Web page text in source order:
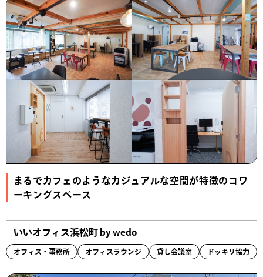
まるでカフェのようなカジュアルな空間が特徴のコワ
ーキングスペース
いいオフィス浜松町 by wedo
オフィス・事務所 オフィスラウンジ 貸し会議室 ドッキリ協力